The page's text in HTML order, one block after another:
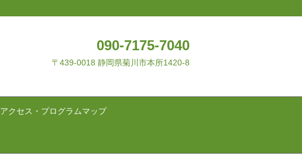
090-7175-7040
〒439-0018 静岡県菊川市本所1420-8
アクセス・プログラムマップ